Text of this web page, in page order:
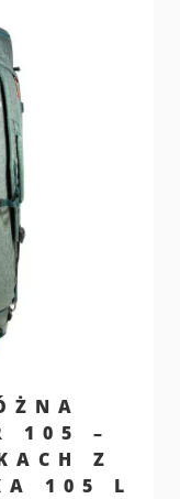
105 –
Z
105 L